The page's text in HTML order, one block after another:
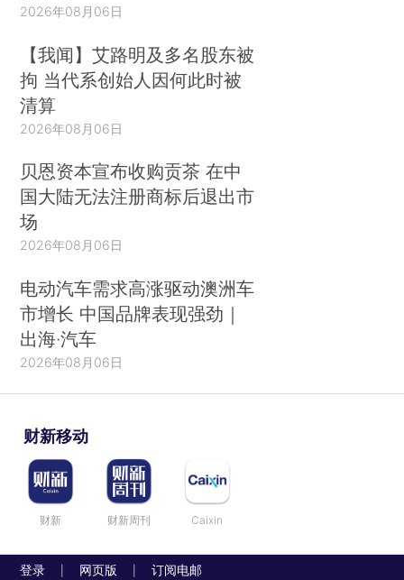
2026年08月06日
【我闻】艾路明及多名股东被
拘 当代系创始人因何此时被
清算
2026年08月06日
贝恩资本宣布收购贡茶 在中
国大陆无法注册商标后退出市
场
2026年08月06日
电动汽车需求高涨驱动澳洲车
市增长 中国品牌表现强劲｜
出海·汽车
2026年08月06日
财新移动
财新 财新周刊 Caixin
登录 网页版 订阅电邮